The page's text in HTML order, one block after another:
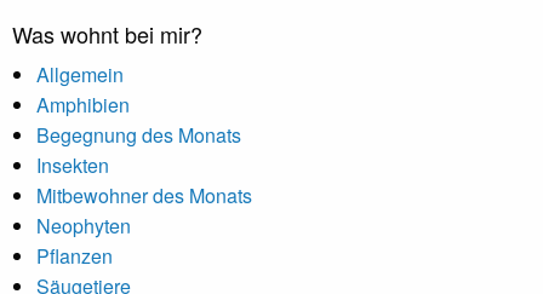
Was wohnt bei mir?
Allgemein
Amphibien
Begegnung des Monats
Insekten
Mitbewohner des Monats
Neophyten
Pflanzen
Säugetiere